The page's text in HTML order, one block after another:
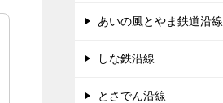
あいの風とやま鉄道沿線
しな鉄沿線
とさでん沿線